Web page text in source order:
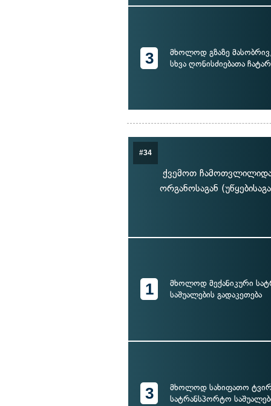
3
მხოლოდ გზაზე
სხვა ღონისძიებათა
#34
ქვემოთ
ორგანოსაგან
1
მხოლოდ მექანიკური
საშუალების გადაკეთება
3
მხოლოდ სახიფათო
სატრანსპორტო